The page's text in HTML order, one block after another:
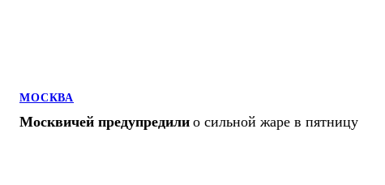
МОСКВА
Москвичей предупредили о сильной жаре в пятницу